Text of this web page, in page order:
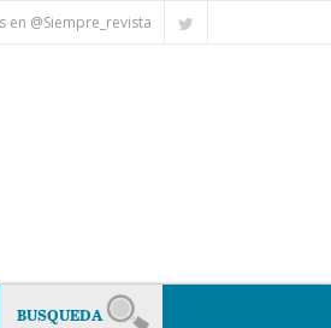
en @Siempre_revista